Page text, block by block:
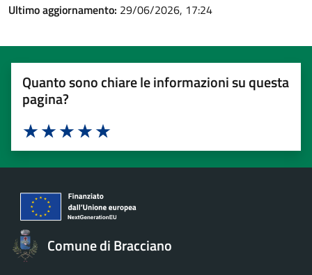
Ultimo aggiornamento: 29/06/2026, 17:24
Quanto sono chiare le informazioni su questa
pagina?
Valuta 5 stelle su 5
Valuta 4 stelle su 5
Valuta 3 stelle su 5
Valuta 2 stelle su 5
Valuta 1 stelle su 5
Comune di Bracciano